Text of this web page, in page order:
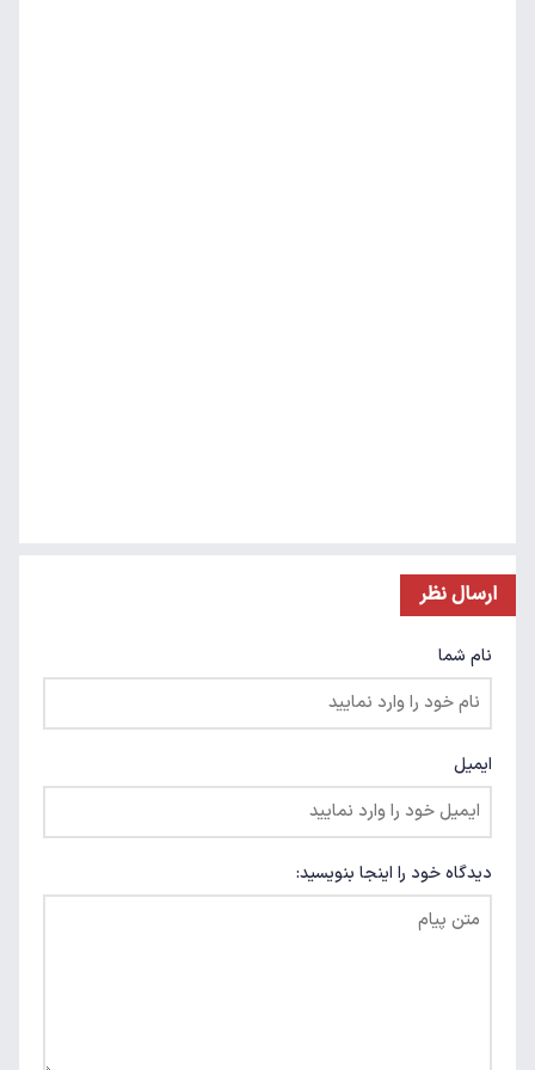
ارسال نظر
نام شما
ایمیل
دیدگاه خود را اینجا بنویسید: